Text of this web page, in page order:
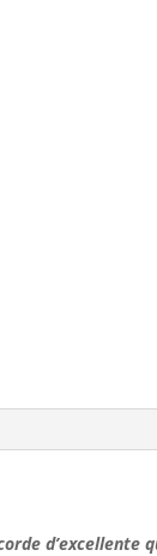
d’excellente